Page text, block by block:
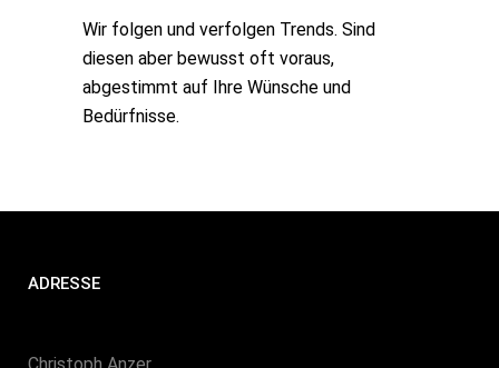
Wir folgen und verfolgen Trends. Sind
diesen aber bewusst oft voraus,
abgestimmt auf Ihre Wünsche und
Bedürfnisse.
ADRESSE